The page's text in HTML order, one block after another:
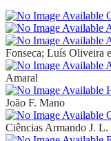
Fonseca; Luís Oliveira
Amaral
João F. Mano
Ciências Armando J. L.